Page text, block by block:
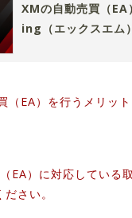
XMの自動売買（
ing（エックスエム）
EA）に対応している
さい。
（EA）を行うメリッ